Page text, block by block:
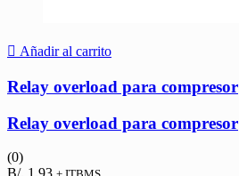
Añadir al carrito
Relay overload para compresor
Relay overload para compresor
(0)